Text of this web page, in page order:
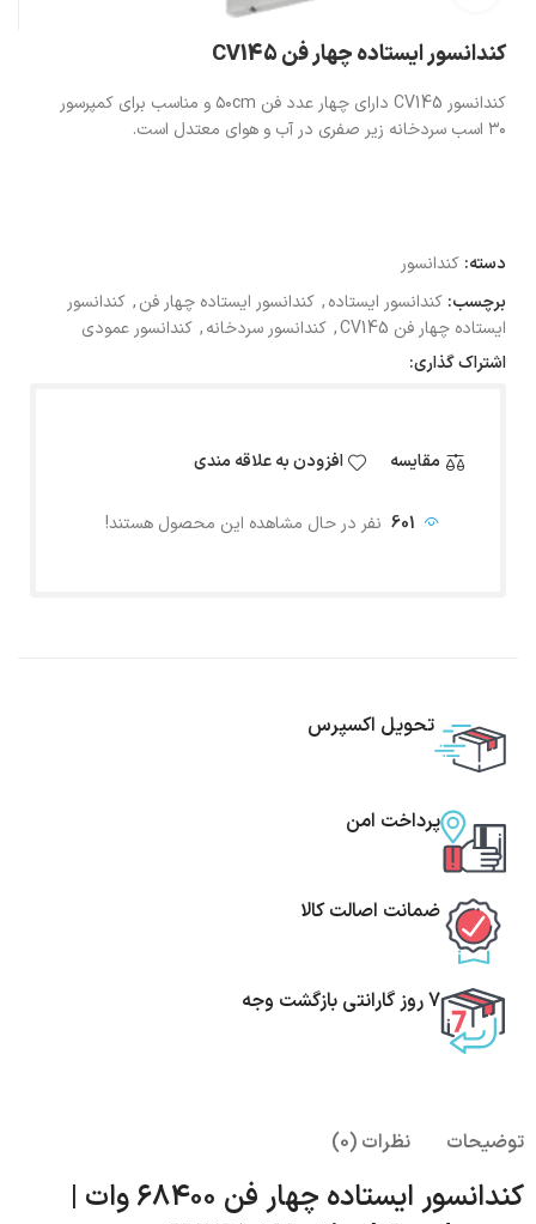
کندانسور ایستاده چهار فن CV145
کندانسور CV145 دارای چهار عدد فن ۵۰cm و مناسب برای کمپرسور
۳۰ اسب سردخانه زیر صفری در آب و هوای معتدل است.
دسته: کندانسور
برچسب: کندانسور ایستاده, کندانسور ایستاده چهار فن, کندانسور
ایستاده چهار فن CV145
, کندانسور سردخانه, کندانسور عمودی
اشتراک گذاری:
مقایسه افزودن به علاقه مندی
601 نفر در حال مشاهده این محصول هستند!
تحویل اکسپرس
پرداخت امن
ضمانت اصالت کالا
7 روز گارانتی بازگشت وجه
توضیحات نظرات (0)
کندانسور ایستاده چهار فن ۶۸۴۰۰ وات |